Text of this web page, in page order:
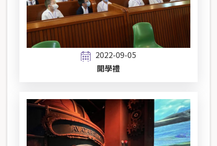
2022-09-05
開學禮